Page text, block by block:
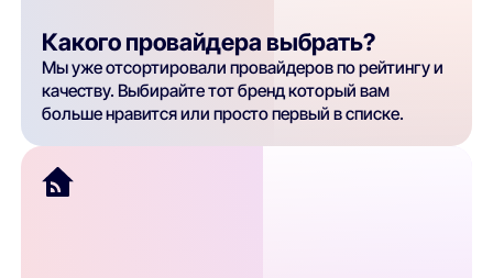
Какого провайдера выбрать?
Мы уже отсортировали провайдеров по рейтингу и
качеству. Выбирайте тот бренд который вам
больше нравится или просто первый в списке.